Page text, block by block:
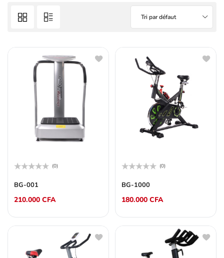
Tri par défaut
0
5
(0)
BG-001
210.000 CFA
0
5
(0)
BG-1000
180.000 CFA